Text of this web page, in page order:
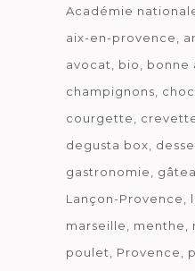
Académie
aix-en-provence
avocat
bio bonne
champignons
courgette
degusta box
gastronomie
Lançon-Provence
marseille
menthe
poulet
Provence